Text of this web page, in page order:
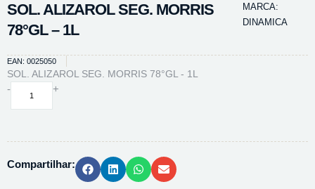
SOL. ALIZAROL SEG. MORRIS
78°GL – 1L
MARCA:
DINAMICA
EAN: 0025050
SOL. ALIZAROL SEG. MORRIS 78°GL - 1L
-
SOL.
-
+
Compartilhar: